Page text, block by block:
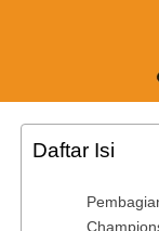
Daftar Isi